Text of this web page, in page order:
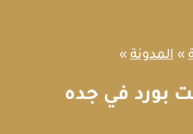
» المدونة »
بورد في جده